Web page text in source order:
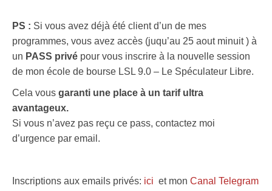
PS : Si vous avez déjà été client d’un de mes
programmes, vous avez accès (juqu’au 25 aout minuit ) à
un PASS privé pour vous inscrire à la nouvelle session
de mon école de bourse LSL 9.0 – Le Spéculateur Libre.
Cela vous garanti une place à un tarif ultra
avantageux.
Si vous n’avez pas reçu ce pass, contactez moi
d’urgence par email.
Inscriptions aux emails privés: ici et mon Canal Telegram